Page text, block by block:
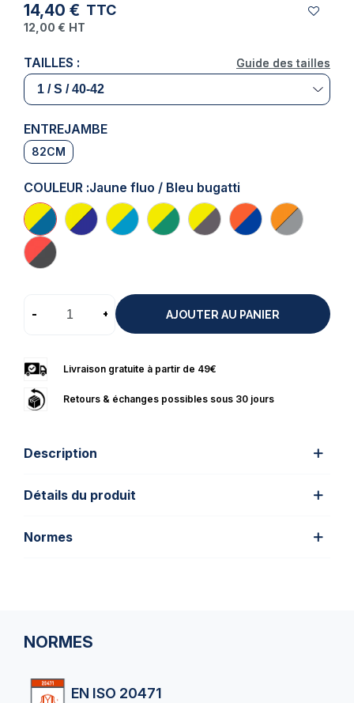
14,40 € TTC
12,00 € HT
Guide des tailles
TAILLES : Guide des tailles
ENTREJAMBE
82CM
COULEUR :Jaune fluo / Bleu bugatti
- + AJOUTER AU PANIER
Livraison gratuite à partir de 49€
Retours & échanges possibles sous 30 jours
Description
Détails du produit
Normes
NORMES
EN ISO 20471